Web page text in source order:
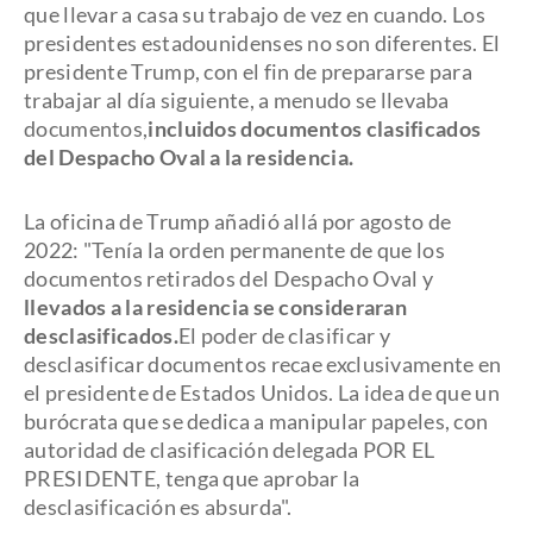
que llevar a casa su trabajo de vez en cuando. Los
presidentes estadounidenses no son diferentes. El
presidente Trump, con el fin de prepararse para
trabajar al día siguiente, a menudo se llevaba
documentos,incluidos documentos clasificados
del Despacho Oval a la residencia.
La oficina de Trump añadió allá por agosto de
2022: "Tenía la orden permanente de que los
documentos retirados del Despacho Oval y
llevados a la residencia se consideraran
desclasificados.El poder de clasificar y
desclasificar documentos recae exclusivamente en
el presidente de Estados Unidos. La idea de que un
burócrata que se dedica a manipular papeles, con
autoridad de clasificación delegada POR EL
PRESIDENTE, tenga que aprobar la
desclasificación es absurda".